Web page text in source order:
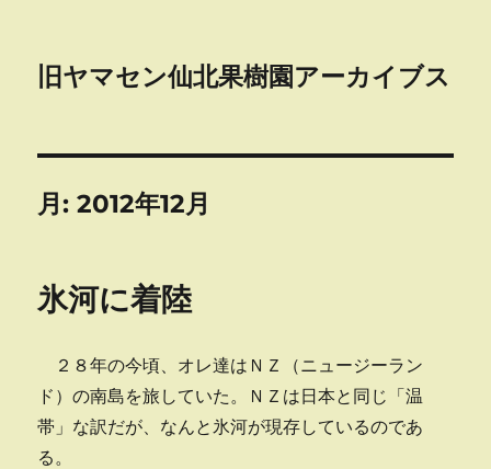
旧ヤマセン仙北果樹園アーカイブス
月:2012年12月
氷河に着陸
２８年の今頃、オレ達はＮＺ（ニュージーラン
ド）の南島を旅していた。ＮＺは日本と同じ「温
帯」な訳だが、なんと氷河が現存しているのであ
る。